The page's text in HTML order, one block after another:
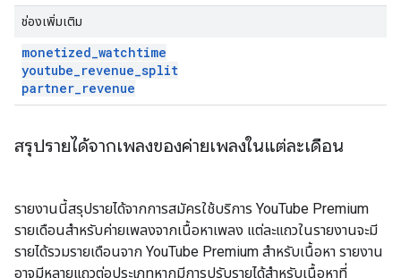
ช่องเพิ่มเติม
monetized_watchtime
youtube_revenue_split
partner_revenue
สรุปรายได้จากเพลงของค่ายเพลงในแต่ละเดือน
รายงานนี้สรุปรายได้จากการสมัครใช้บริการ YouTube Premium
รายเดือนสำหรับค่ายเพลงจากเนื้อหาเพลง แต่ละแถวในรายงานจะมี
รายได้รวมรายเดือนจาก YouTube Premium สำหรับเนื้อหา รายงาน
อาจมีหลายแถวต่อประเภทหากมีการปรับรายได้สำหรับเนื้อหาที่